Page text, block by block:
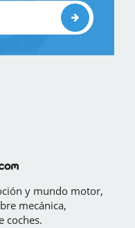
y mundo motor,
mecánica,
coches.